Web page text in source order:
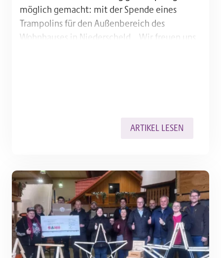
möglich gemacht: mit der Spende eines
Trampolins für den Außenbereich des
Wohnhauses in Niederscheld. „Wir freuen uns
ARTIKEL LESEN